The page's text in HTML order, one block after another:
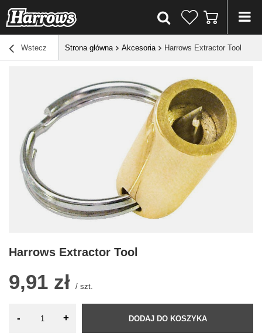
Wstecz Strona główna Akcesoria Harrows Extractor Tool
Harrows Extractor Tool
9,91 zł / szt.
- + DODAJ DO KOSZYKA